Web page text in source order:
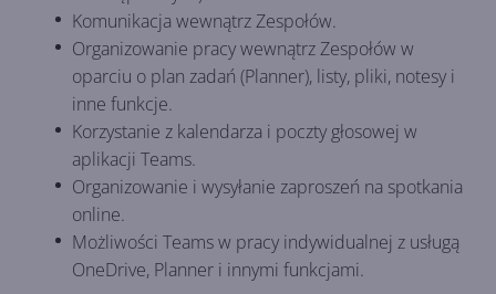
Komunikacja wewnątrz Zespołów.
Organizowanie pracy wewnątrz Zespołów w
oparciu o plan zadań (Planner), listy, pliki, notesy i
inne funkcje.
Korzystanie z kalendarza i poczty głosowej w
aplikacji Teams.
Organizowanie i wysyłanie zaproszeń na spotkania
online.
Możliwości Teams w pracy indywidualnej z usługą
OneDrive, Planner i innymi funkcjami.